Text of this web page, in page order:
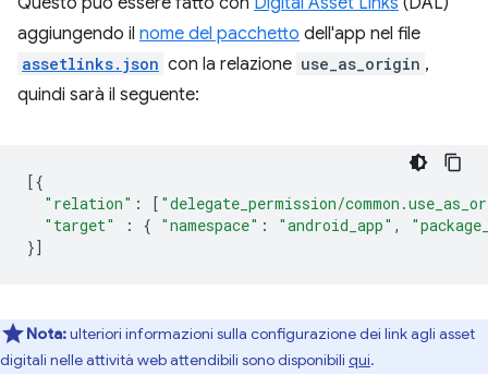
aggiungendo il nome del pacchetto dell'app nel file
assetlinks.json con la relazione use_as_origin ,
quindi sarà il seguente:
[{
"relation" : [ "delegate_permission/
"target"
: { "namespace" : "android_app" ,
}]
Nota:ulteriori informazioni sulla configurazione dei link agli asset
digitali nelle attività web attendibili sono disponibili qui.